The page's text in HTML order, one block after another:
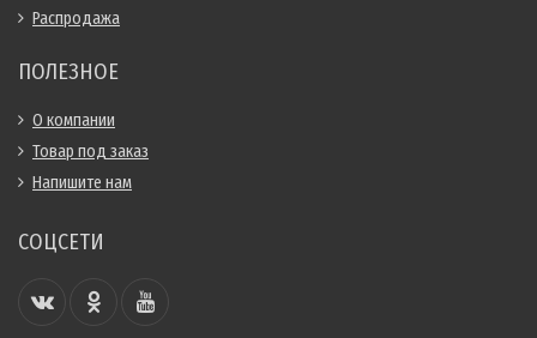
Распродажа
ПОЛЕЗНОЕ
О компании
Товар под заказ
Напишите нам
СОЦСЕТИ